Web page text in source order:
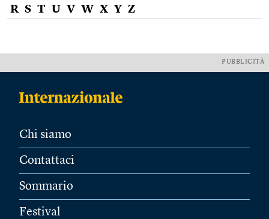
R S T U V W X Y Z
PUBBLICITÀ
Chi siamo
Contattaci
Sommario
Festival